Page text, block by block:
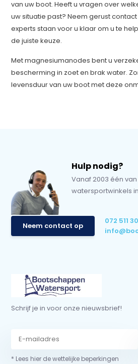
van uw boot. Heeft u vragen over
uw situatie past? Neem gerust
experts staan voor u klaar om u te
de juiste keuze.
Met magnesiumanodes bent u
bescherming in zoet en brak water.
levensduur van uw boot met deze
Hulp nodig?
Vanaf 2003 één
watersportwinkels
Neem contact op
072 511
Schrijf je in voor onze nieuwsbrief!
* Lees hier de wettelijke beperkingen